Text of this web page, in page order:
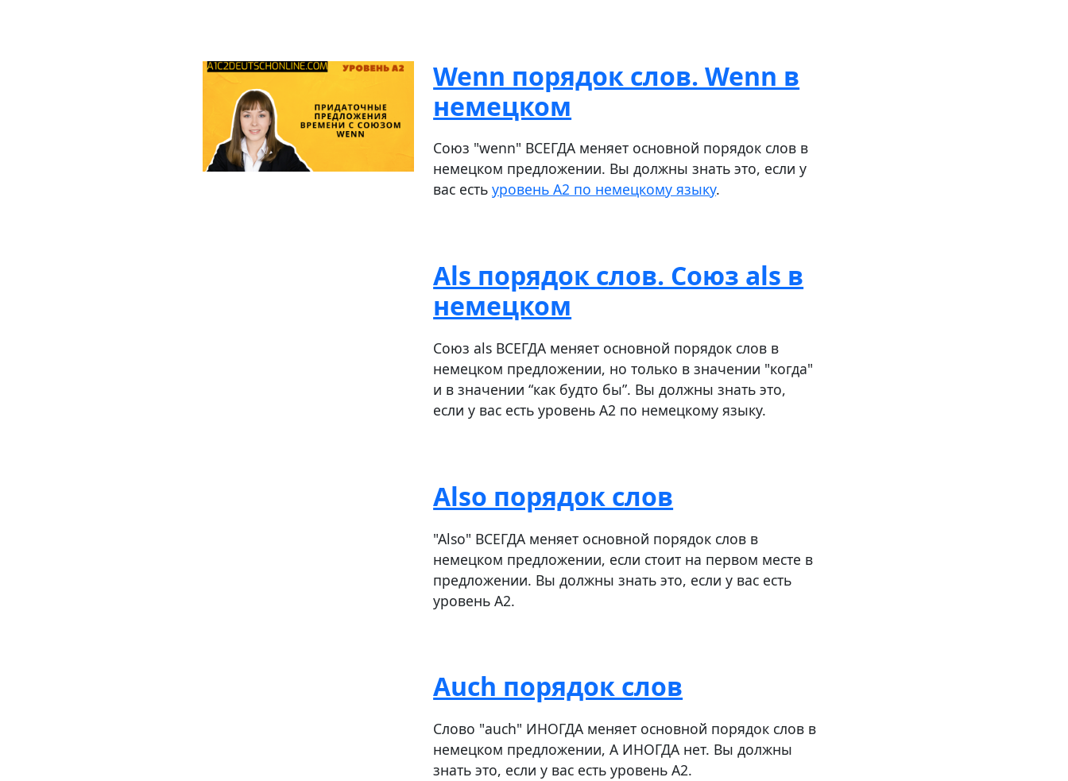
Wenn порядок слов. Wenn в
немецком
Союз "wenn" ВСЕГДА меняет основной порядок слов в
немецком предложении. Вы должны знать это, если у
вас естьуровень A2 по немецкому языку.
Als порядок слов. Союз als в
немецком
Союз als ВСЕГДА меняет основной порядок слов в
немецком предложении, но только в значении "когда"
и в значении “как будто бы”. Вы должны знать это,
если у вас есть уровень А2 по немецкому языку.
Also порядок слов
"Also" ВСЕГДА меняет основной порядок слов в
немецком предложении, если стоит на первом месте в
предложении. Вы должны знать это, если у вас есть
уровень А2.
Auch порядок слов
Слово "auch" ИНОГДА меняет основной порядок слов в
немецком предложении, А ИНОГДА нет. Вы должны
знать это, если у вас есть уровень А2.